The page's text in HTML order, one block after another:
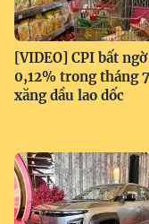
[VIDEO] CPI bất
0,12% trong tháng
xăng dầu lao dốc